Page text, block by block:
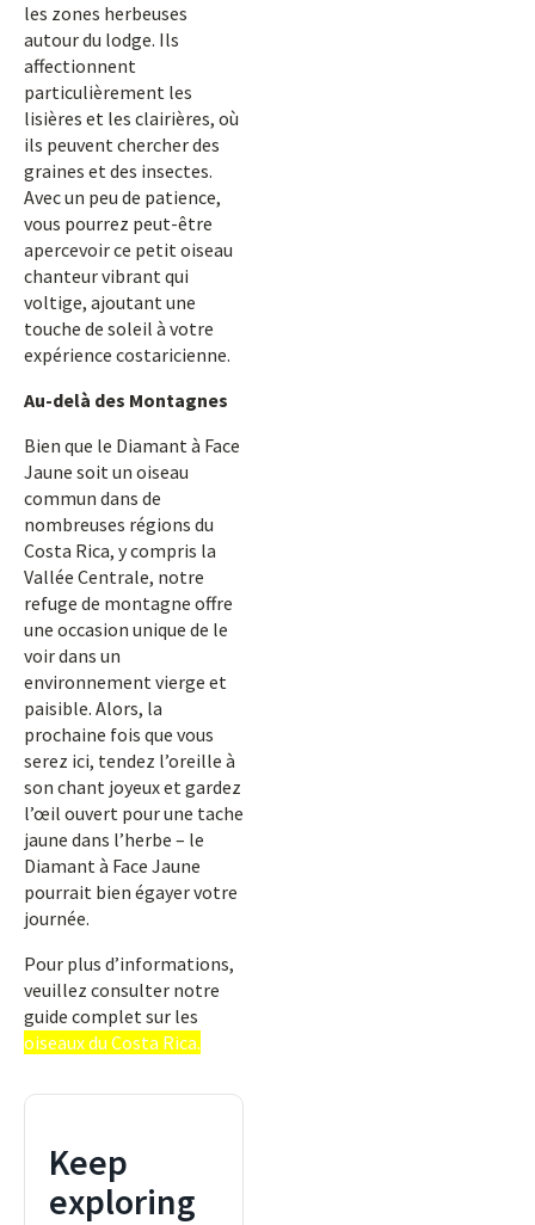
les zones herbeuses
autour du lodge. Ils
affectionnent
particulièrement les
lisières et les clairières, où
ils peuvent chercher des
graines et des insectes.
Avec un peu de patience,
vous pourrez peut-être
apercevoir ce petit oiseau
chanteur vibrant qui
voltige, ajoutant une
touche de soleil à votre
expérience costaricienne.
Au-delà des Montagnes
Bien que le Diamant à Face
Jaune soit un oiseau
commun dans de
nombreuses régions du
Costa Rica, y compris la
Vallée Centrale, notre
refuge de montagne offre
une occasion unique de le
voir dans un
environnement vierge et
paisible. Alors, la
prochaine fois que vous
serez ici, tendez l’oreille à
son chant joyeux et gardez
l’œil ouvert pour une tache
jaune dans l’herbe – le
Diamant à Face Jaune
pourrait bien égayer votre
journée.
Pour plus d’informations,
veuillez consulter notre
guide complet sur les
oiseaux du Costa Rica.
Keep
exploring